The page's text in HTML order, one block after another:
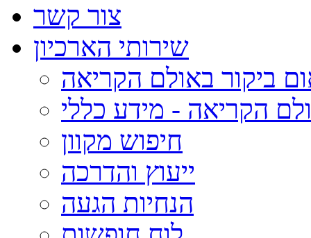
צור קשר
שירותי הארכיון
ביקור באולם הקריאה
הקריאה - מידע כללי
חיפוש מקוון
ייעוץ והדרכה
הנחיות הגעה